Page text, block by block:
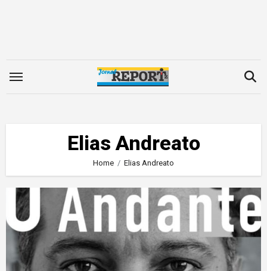
Elias Andreato
Home Elias Andreato